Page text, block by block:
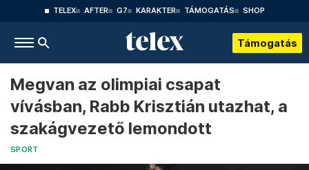
TELEX AFTER G7 KARAKTER TÁMOGATÁS SHOP
Támogatás
Megvan az olimpiai csapat
vívásban, Rabb Krisztián utazhat, a
szakágvezető lemondott
SPORT